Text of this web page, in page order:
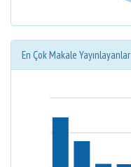
En Çok Makale Yayınlayanlar